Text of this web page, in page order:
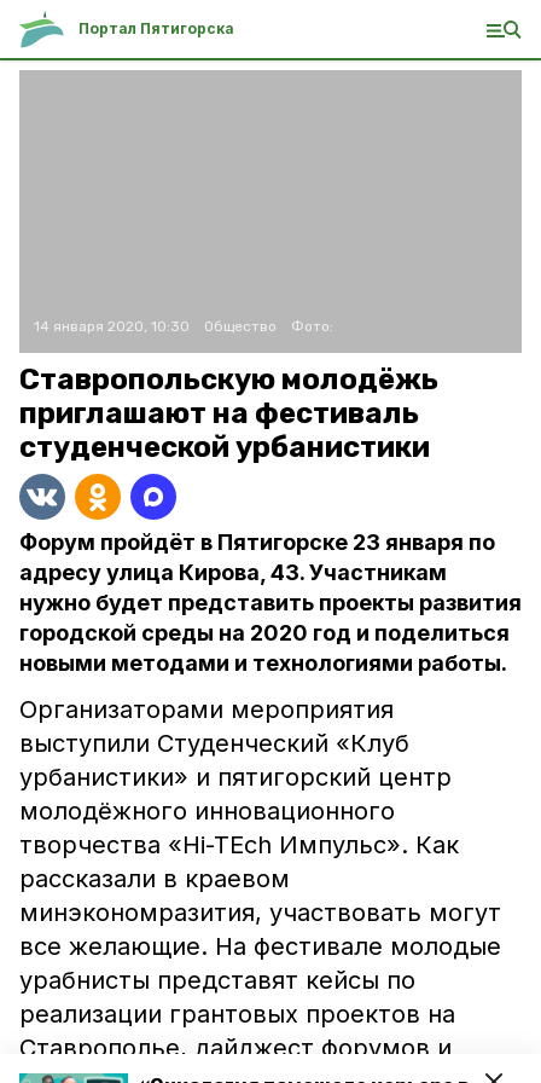
Портал Пятигорска
14 января 2020, 10:30 Общество Фото:
Ставропольскую молодёжь
приглашают на фестиваль
студенческой урбанистики
Форум пройдёт в Пятигорске 23 января по
адресу улица Кирова, 43. Участникам
нужно будет представить проекты развития
городской среды на 2020 год и поделиться
новыми методами и технологиями работы.
Организаторами мероприятия
выступили Студенческий «Клуб
урбанистики» и пятигорский центр
молодёжного инновационного
творчества «Hi-TEch Импульс». Как
рассказали в краевом
минэкономразития, участвовать могут
все желающие. На фестивале молодые
урабнисты представят кейсы по
реализации грантовых проектов на
Ставрополье, дайджест форумов и